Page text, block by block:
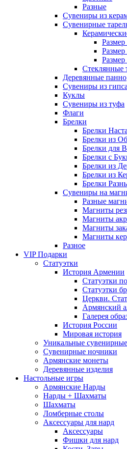
Разные
Сувениры из
Сувенирные
Стеклянные
Деревянные панно
Сувениры из гипса
Куклы
Сувениры из туфа
Флаги
Брелки
Брелки
Брелки из
Брелки для
Брелки с
Брелки из
Брелки из
Брелки
Сувениры на
Разные
Магниты
Магниты
Магниты
Магниты
Разное
VIP Подарки
Статуэтки
История Армении
Статуэтки
Статуэтки
Церкви.
Армянский
Галерея
История России
Мировая история
Уникальные
Сувенирные ночники
Армянские монеты
Деревянные изделия
Настольные игры
Армянские Нарды
Нарды + Шахматы
Шахматы
Ломберные столы
Аксессуары для нард
Аксессуары
Фишки для нард